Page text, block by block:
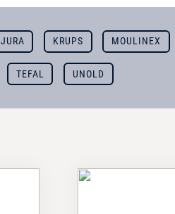
JURA KRUPS MOULINEX
TEFAL UNOLD